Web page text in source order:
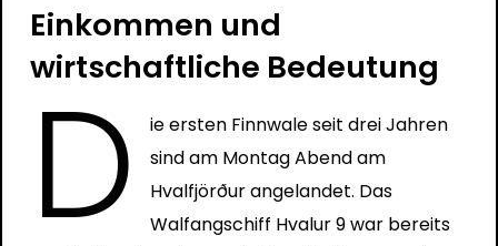
Einkommen und
wirtschaftliche Bedeutung
D
ie ersten Finnwale seit drei Jahren
sind am Montag Abend am
Hvalfjörður angelandet. Das
Walfangschiff Hvalur 9 war bereits